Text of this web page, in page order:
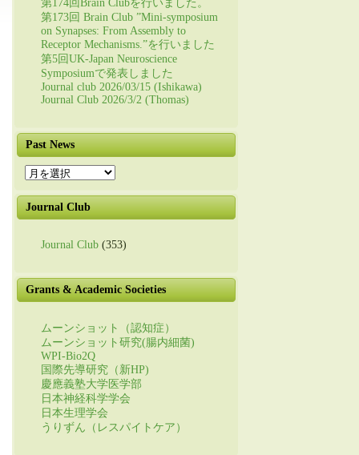
第174回Brain Clubを行いました。
第173回 Brain Club ”Mini-symposium
on Synapses: From Assembly to
Receptor Mechanisms.”を行いました
第5回UK-Japan Neuroscience
Symposiumで発表しました
Journal club 2026/03/15 (Ishikawa)
Journal Club 2026/3/2 (Thomas)
Past News
Past
News
Journal Club
Journal Club (353)
Grants & Academic Societies
ムーンショット（認知症）
ムーンショット研究(腸内細菌)
WPI-Bio2Q
国際先導研究（新HP)
慶應義塾大学医学部
日本神経科学学会
日本生理学会
うりずん（レスパイトケア）